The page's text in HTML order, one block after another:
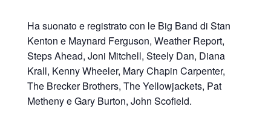
Ha suonato e registrato con le Big Band di Stan
Kenton e Maynard Ferguson, Weather Report,
Steps Ahead, Joni Mitchell, Steely Dan, Diana
Krall, Kenny Wheeler, Mary Chapin Carpenter,
The Brecker Brothers, The Yellowjackets, Pat
Metheny e Gary Burton, John Scofield.